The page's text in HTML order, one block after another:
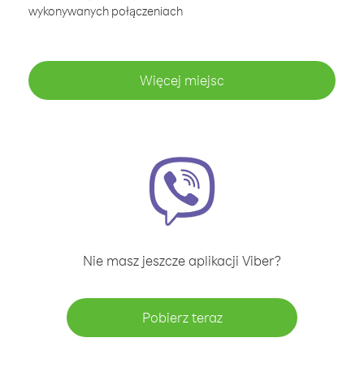
wykonywanych połączeniach
Więcej miejsc
Nie masz jeszcze aplikacji Viber?
Pobierz teraz